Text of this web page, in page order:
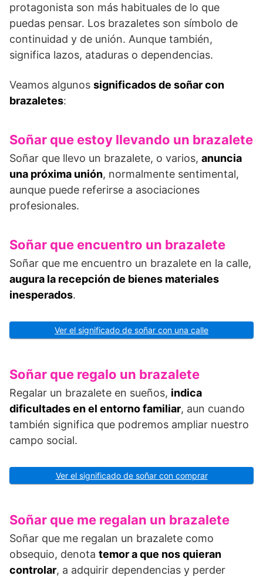
protagonista son más habituales de lo que
puedas pensar. Los brazaletes son símbolo de
continuidad y de unión. Aunque también,
significa lazos, ataduras o dependencias.
Veamos algunos significados de soñar con
brazaletes:
Soñar que estoy llevando un brazalete
Soñar que llevo un brazalete, o varios, anuncia
una próxima unión, normalmente sentimental,
aunque puede referirse a asociaciones
profesionales.
Soñar que encuentro un brazalete
Soñar que me encuentro un brazalete en la calle,
augura la recepción de bienes materiales
inesperados.
Ver el significado de soñar con una calle
Soñar que regalo un brazalete
Regalar un brazalete en sueños, indica
dificultades en el entorno familiar, aun cuando
también significa que podremos ampliar nuestro
campo social.
Ver el significado de soñar con comprar
Soñar que me regalan un brazalete
Soñar que me regalan un brazalete como
obsequio, denota temor a que nos quieran
controlar, a adquirir dependencias y perder